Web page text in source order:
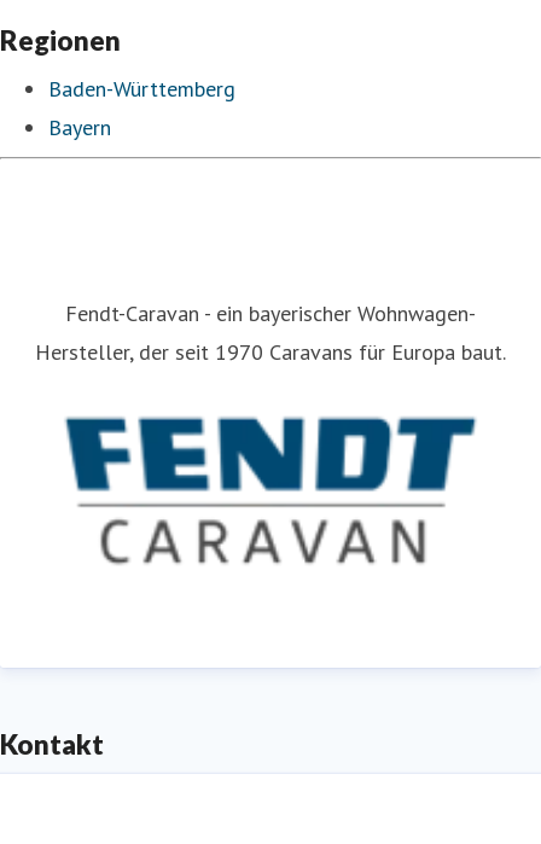
Regionen
Baden-Württemberg
Bayern
Fendt-Caravan - ein bayerischer Wohnwagen-
Hersteller, der seit 1970 Caravans für Europa baut.
Kontakt